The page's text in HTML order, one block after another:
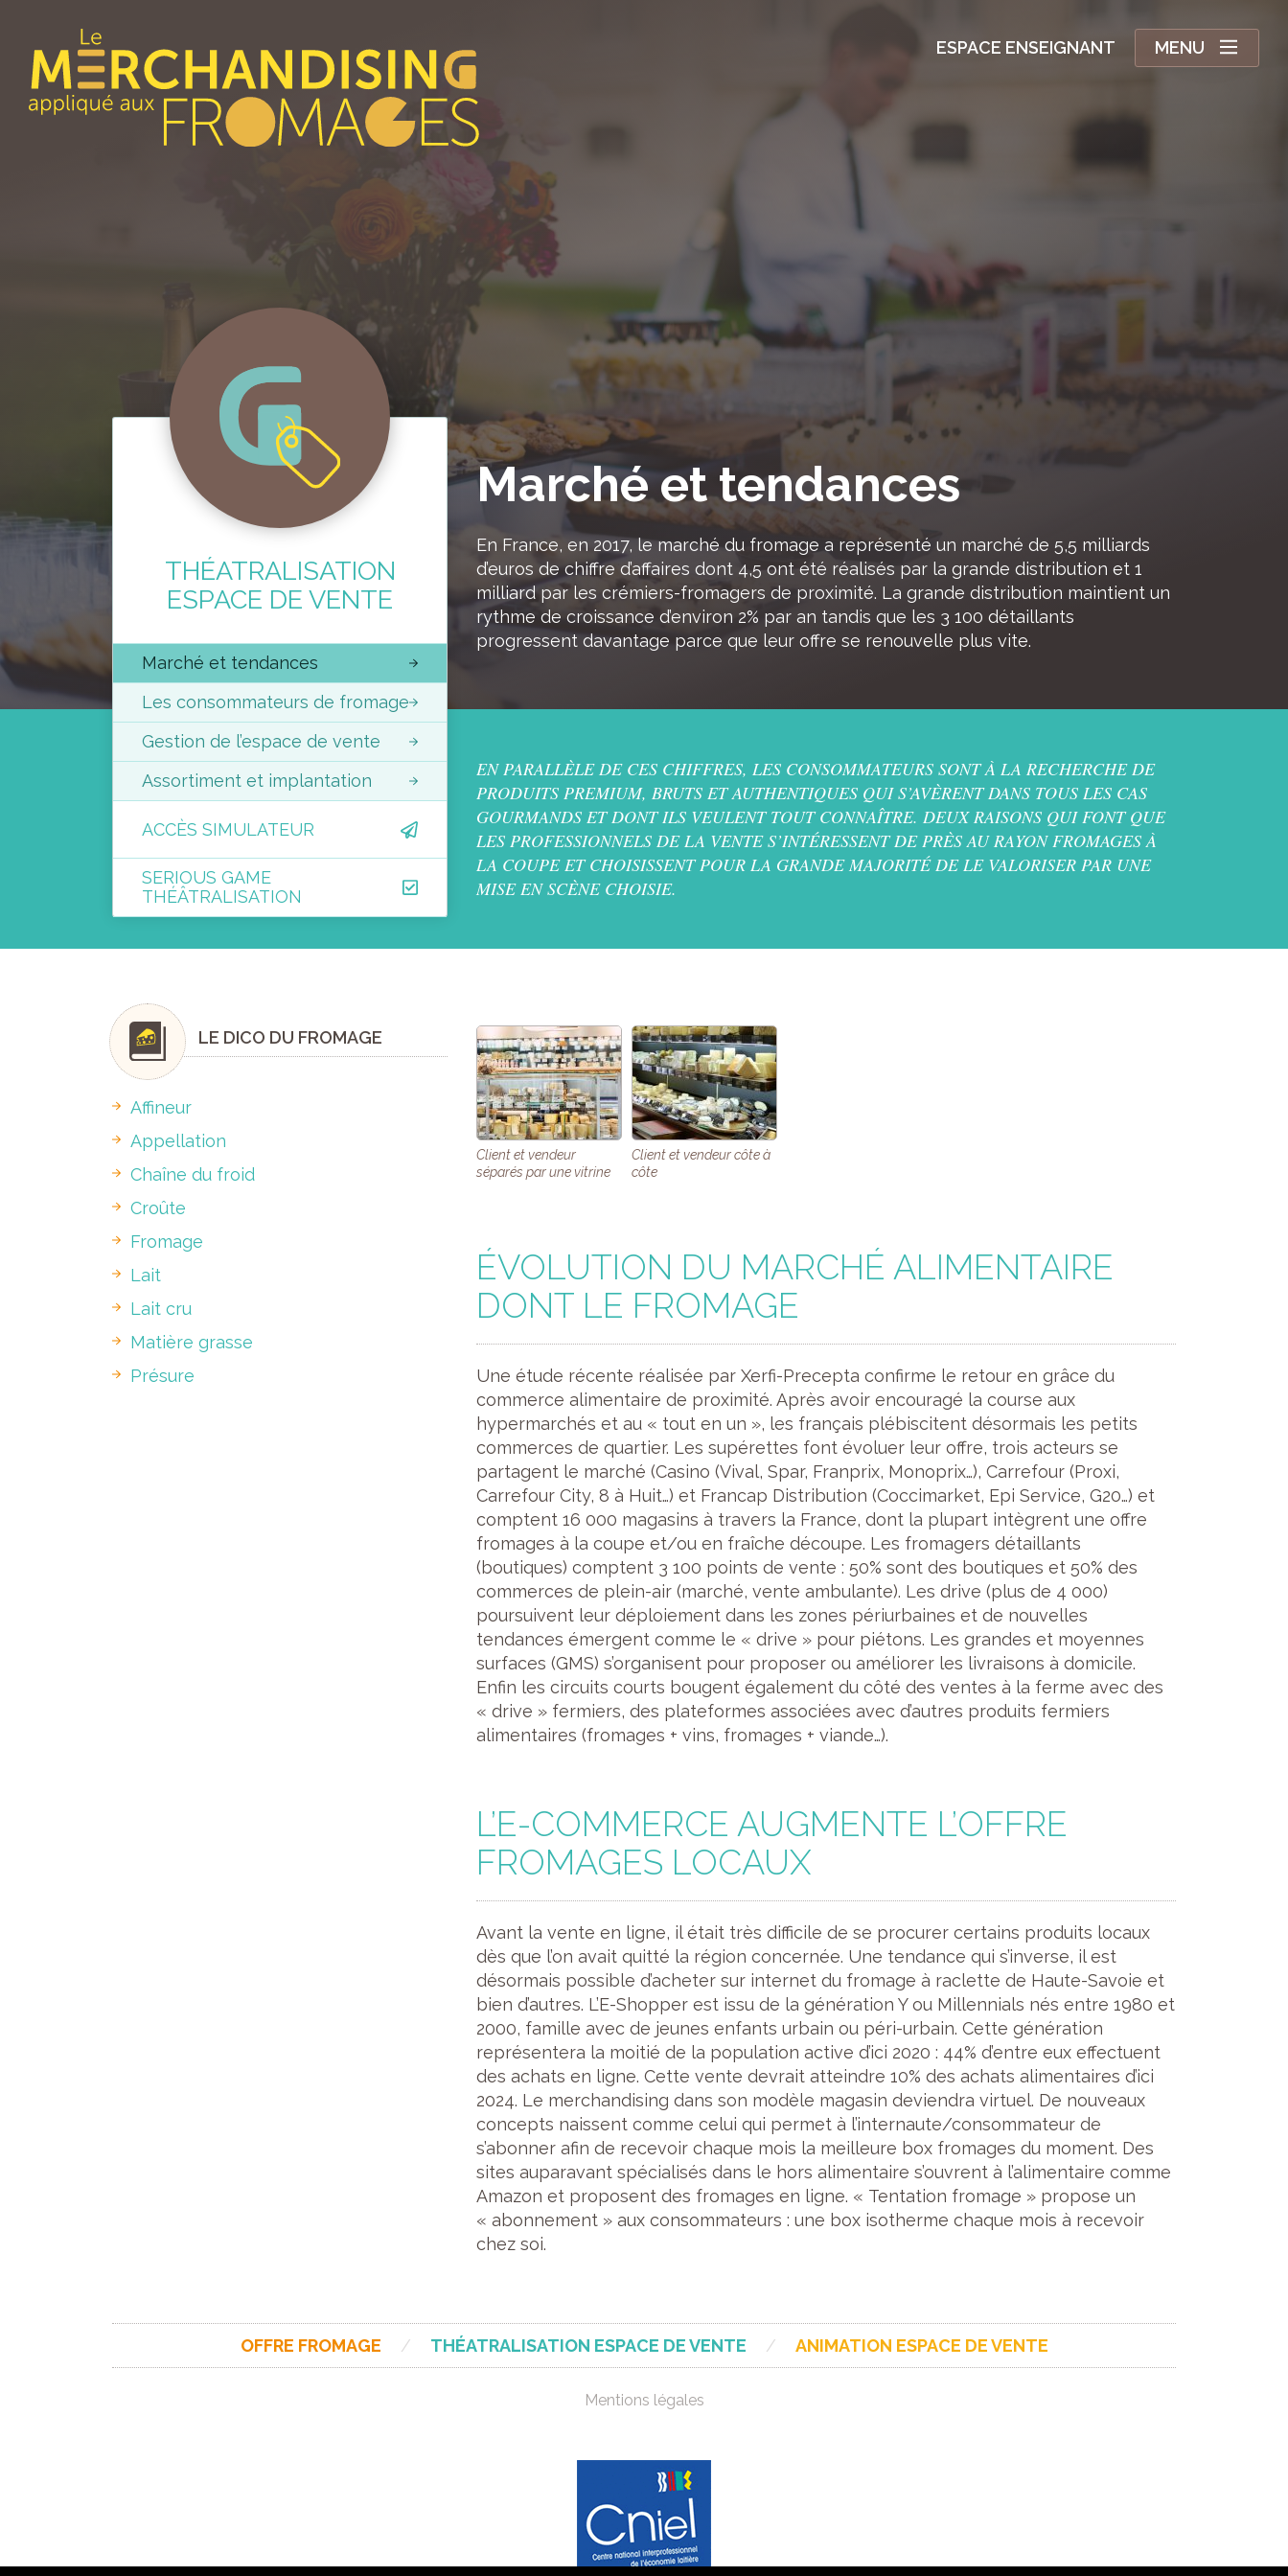
ESPACE ENSEIGNANT MENU
THÉATRALISATION
ESPACE DE VENTE
Marché et tendances
Les consommateurs de fromage
Gestion de l’espace de vente
Assortiment et implantation
ACCÈS SIMULATEUR
SERIOUS GAME
THÉÂTRALISATION
Marché et tendances
En France, en 2017, le marché du fromage a représenté un marché de 5,5 milliards
d’euros de chiffre d’affaires dont 4,5 ont été réalisés par la grande distribution et 1
milliard par les crémiers-fromagers de proximité. La grande distribution maintient un
rythme de croissance d’environ 2% par an tandis que les 3 100 détaillants
progressent davantage parce que leur offre se renouvelle plus vite.
EN PARALLÈLE DE CES CHIFFRES, LES CONSOMMATEURS SONT À LA RECHERCHE DE
PRODUITS PREMIUM, BRUTS ET AUTHENTIQUES QUI S’AVÈRENT DANS TOUS LES CAS
GOURMANDS ET DONT ILS VEULENT TOUT CONNAÎTRE. DEUX RAISONS QUI FONT QUE
LES PROFESSIONNELS DE LA VENTE S’INTÉRESSENT DE PRÈS AU RAYON FROMAGES À
LA COUPE ET CHOISISSENT POUR LA GRANDE MAJORITÉ DE LE VALORISER PAR UNE
MISE EN SCÈNE CHOISIE.
LE DICO DU FROMAGE
Affineur
Appellation
Chaîne du froid
Croûte
Fromage
Lait
Lait cru
Matière grasse
Présure
Client et vendeur
séparés par une vitrine
Client et vendeur côte à
côte
ÉVOLUTION DU MARCHÉ ALIMENTAIRE
DONT LE FROMAGE
Une étude récente réalisée par Xerfi-Precepta confirme le retour en grâce du
commerce alimentaire de proximité. Après avoir encouragé la course aux
hypermarchés et au « tout en un », les français plébiscitent désormais les petits
commerces de quartier. Les supérettes font évoluer leur offre, trois acteurs se
partagent le marché (Casino (Vival, Spar, Franprix, Monoprix…), Carrefour (Proxi,
Carrefour City, 8 à Huit…) et Francap Distribution (Coccimarket, Epi Service, G20…) et
comptent 16 000 magasins à travers la France, dont la plupart intègrent une offre
fromages à la coupe et/ou en fraîche découpe. Les fromagers détaillants
(boutiques) comptent 3 100 points de vente : 50% sont des boutiques et 50% des
commerces de plein-air (marché, vente ambulante). Les drive (plus de 4 000)
poursuivent leur déploiement dans les zones périurbaines et de nouvelles
tendances émergent comme le « drive » pour piétons. Les grandes et moyennes
surfaces (GMS) s’organisent pour proposer ou améliorer les livraisons à domicile.
Enfin les circuits courts bougent également du côté des ventes à la ferme avec des
« drive » fermiers, des plateformes associées avec d’autres produits fermiers
alimentaires (fromages + vins, fromages + viande…).
L’E-COMMERCE AUGMENTE L’OFFRE
FROMAGES LOCAUX
Avant la vente en ligne, il était très difficile de se procurer certains produits locaux
dès que l’on avait quitté la région concernée. Une tendance qui s’inverse, il est
désormais possible d’acheter sur internet du fromage à raclette de Haute-Savoie et
bien d’autres. L’E-Shopper est issu de la génération Y ou Millennials nés entre 1980 et
2000, famille avec de jeunes enfants urbain ou péri-urbain. Cette génération
représentera la moitié de la population active d’ici 2020 : 44% d’entre eux effectuent
des achats en ligne. Cette vente devrait atteindre 10% des achats alimentaires d’ici
2024. Le merchandising dans son modèle magasin deviendra virtuel. De nouveaux
concepts naissent comme celui qui permet à l’internaute/consommateur de
s’abonner afin de recevoir chaque mois la meilleure box fromages du moment. Des
sites auparavant spécialisés dans le hors alimentaire s’ouvrent à l’alimentaire comme
Amazon et proposent des fromages en ligne. « Tentation fromage » propose un
« abonnement » aux consommateurs : une box isotherme chaque mois à recevoir
chez soi.
OFFRE FROMAGE / THÉATRALISATION ESPACE DE VENTE / ANIMATION ESPACE DE VENTE
Mentions légales